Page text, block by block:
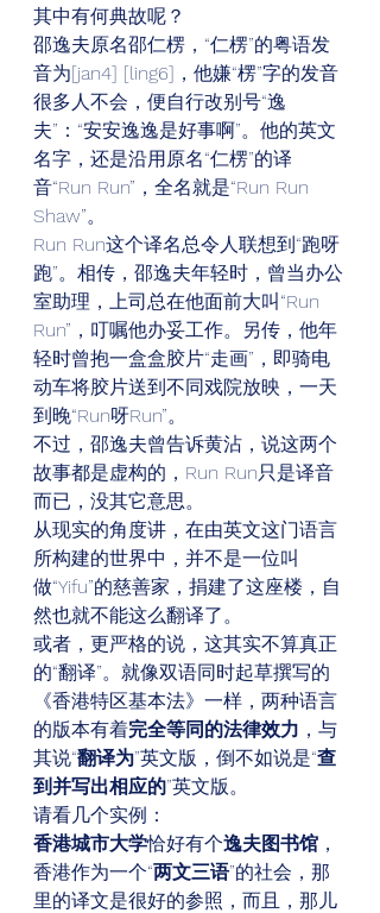
其中有何典故呢？
邵逸夫原名邵仁楞，“仁楞”的粤语发
音为[jan4] [ling6]，他嫌“楞”字的发音
很多人不会，便自行改别号“逸
夫”：“安安逸逸是好事啊”。他的英文
名字，还是沿用原名“仁楞”的译
音“Run Run”，全名就是“Run Run
Shaw”。
Run Run这个译名总令人联想到“跑呀
跑”。相传，邵逸夫年轻时，曾当办公
室助理，上司总在他面前大叫“Run
Run”，叮嘱他办妥工作。另传，他年
轻时曾抱一盒盒胶片“走画”，即骑电
动车将胶片送到不同戏院放映，一天
到晚“Run呀Run”。
不过，邵逸夫曾告诉黄沾，说这两个
故事都是虚构的，Run Run只是译音
而已，没其它意思。
从现实的角度讲，在由英文这门语言
所构建的世界中，并不是一位叫
做“Yifu”的慈善家，捐建了这座楼，自
然也就不能这么翻译了。
或者，更严格的说，这其实不算真正
的“翻译”。就像双语同时起草撰写的
《香港特区基本法》一样，两种语言
的版本有着完全等同的法律效力 ，与
其说“翻译为”英文版，倒不如说是“查
到并写出相应的”英文版。
请看几个实例：
香港城市大学恰好有个逸夫图书馆 ，
香港作为一个“两文三语”的社会，那
里的译文是很好的参照，而且，那儿